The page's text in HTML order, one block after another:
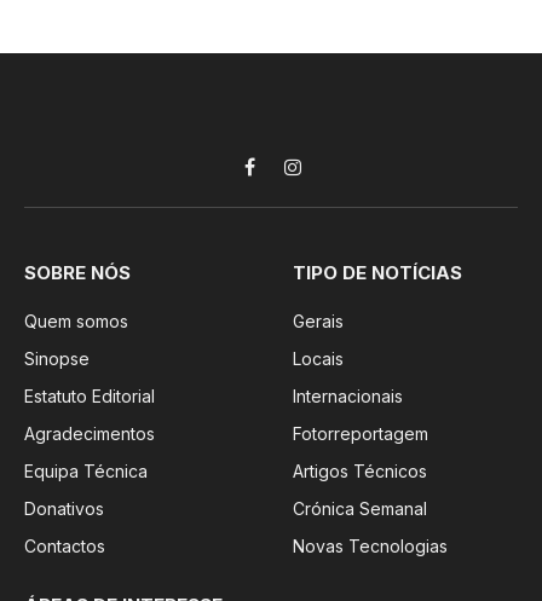
FacebookInstagram
SOBRE NÓS
Quem somos
Sinopse
Estatuto Editorial
Agradecimentos
Equipa Técnica
Donativos
Contactos
TIPO DE NOTÍCIAS
Gerais
Locais
Internacionais
Fotorreportagem
Artigos Técnicos
Crónica Semanal
Novas Tecnologias